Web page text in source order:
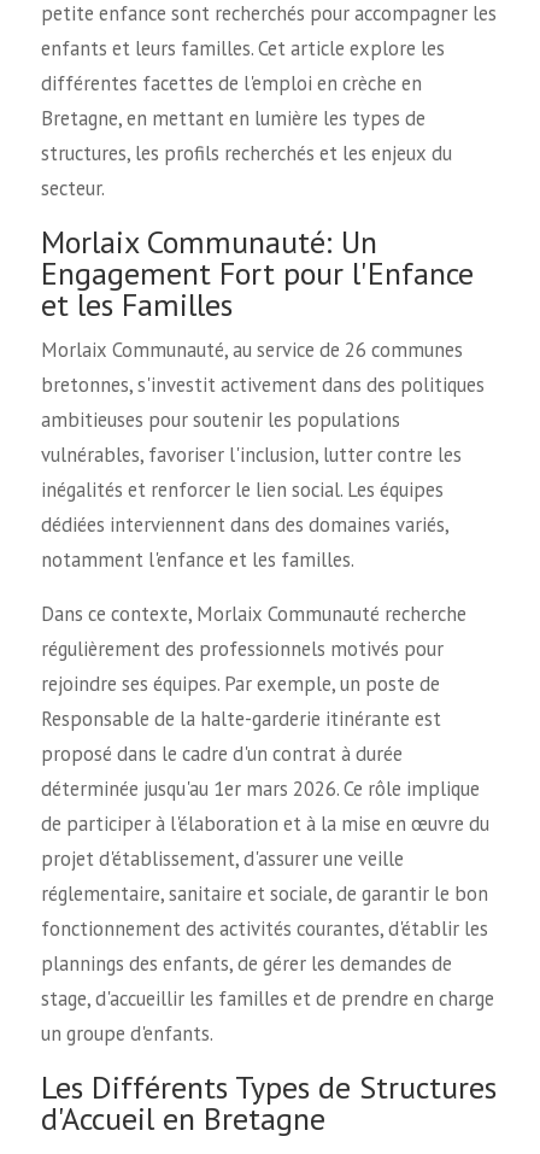
petite enfance sont recherchés pour accompagner les
enfants et leurs familles. Cet article explore les
différentes facettes de l'emploi en crèche en
Bretagne, en mettant en lumière les types de
structures, les profils recherchés et les enjeux du
secteur.
Morlaix Communauté: Un
Engagement Fort pour l'Enfance
et les Familles
Morlaix Communauté, au service de 26 communes
bretonnes, s'investit activement dans des politiques
ambitieuses pour soutenir les populations
vulnérables, favoriser l'inclusion, lutter contre les
inégalités et renforcer le lien social. Les équipes
dédiées interviennent dans des domaines variés,
notamment l'enfance et les familles.
Dans ce contexte, Morlaix Communauté recherche
régulièrement des professionnels motivés pour
rejoindre ses équipes. Par exemple, un poste de
Responsable de la halte-garderie itinérante est
proposé dans le cadre d'un contrat à durée
déterminée jusqu'au 1er mars 2026. Ce rôle implique
de participer à l'élaboration et à la mise en œuvre du
projet d'établissement, d'assurer une veille
réglementaire, sanitaire et sociale, de garantir le bon
fonctionnement des activités courantes, d'établir les
plannings des enfants, de gérer les demandes de
stage, d'accueillir les familles et de prendre en charge
un groupe d'enfants.
Les Différents Types de Structures
d'Accueil en Bretagne